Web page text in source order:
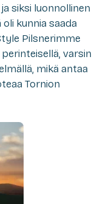
siksi luonnollinen
kunnia saada
Pilsnerimme
varsin
mikä antaa
Tornion